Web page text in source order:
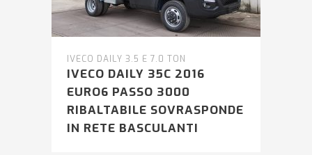
IVECO DAILY 3.5 E 7.0 TON
IVECO DAILY 35C 2016
EURO6 PASSO 3000
RIBALTABILE SOVRASPONDE
IN RETE BASCULANTI